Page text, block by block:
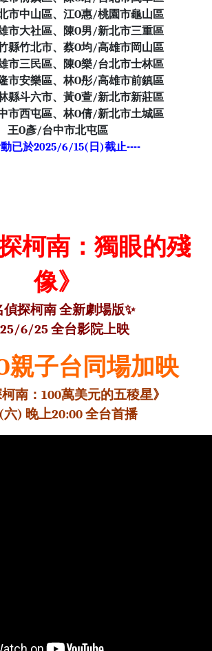
市中山區、江O惠/桃園市龜山區
市大社區、陳O男/新北市三重區
縣竹北市、蔡O均/高雄市岡山區
市三民區、陳O樂/台北市士林區
市安樂區、林O彤/高雄市前鎮區
縣斗六市、黃O萱/新北市新莊區
市西屯區、林O倩/新北市土城區
王O彥/台中市北屯區
已於2025/6/15(日)截止----
探柯南：獨眼的殘
像》
偵探柯南 全新劇場版✨
6/25 全台影院上映
親子台同場加映
柯南：100萬美元的五稜星》
) 晚上20:00 全台首播